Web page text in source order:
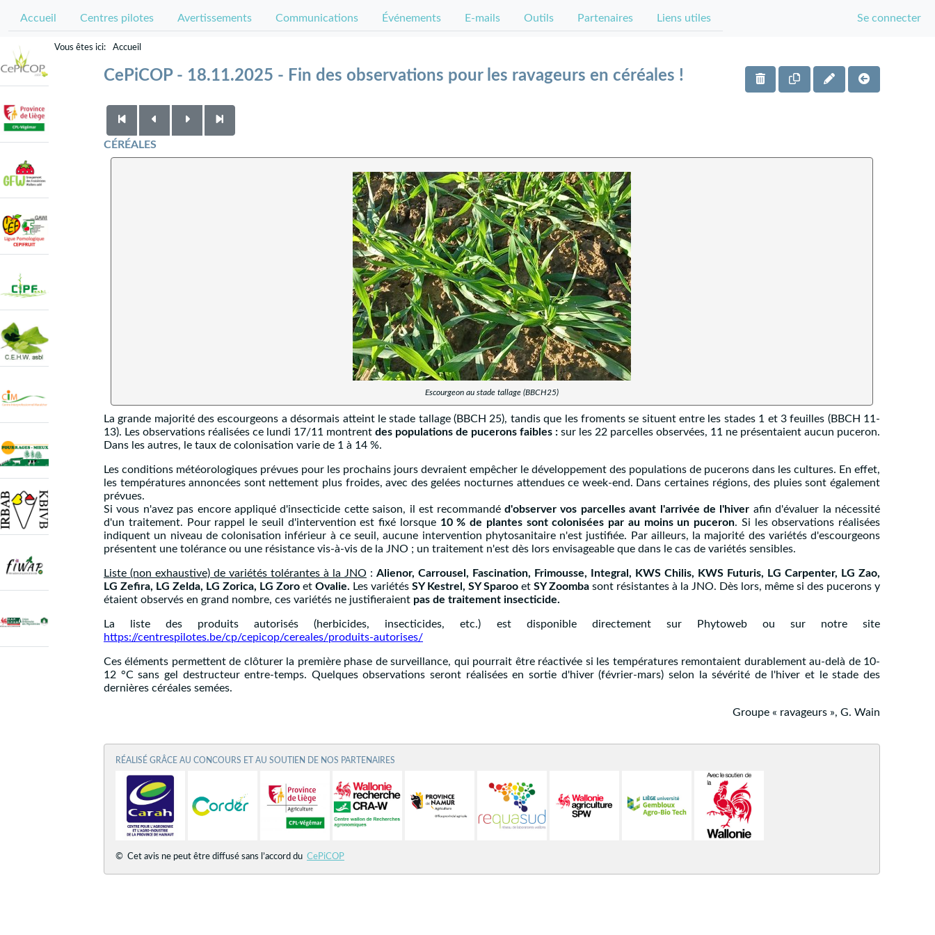
Accueil Centres pilotes Avertissements Communications Événements E-mails Outils Partenaires Liens utiles Se connecter
Accueil
CePiCOP - 18.11.2025 - Fin des observations pour les ravageurs en céréales !
CÉRÉALES
Escourgeon au stade tallage (BBCH25)
La grande majorité des escourgeons a désormais atteint le stade tallage (BBCH 25), tandis que les froments se situent entre les stades 1 et 3 feuilles (BBCH 11-
13). Les observations réalisées ce lundi 17/11 montrent des populations de pucerons faibles : sur les 22 parcelles observées, 11 ne présentaient aucun puceron.
Dans les autres, le taux de colonisation varie de 1 à 14 %.
Les conditions météorologiques prévues pour les prochains jours devraient empêcher le développement des populations de pucerons dans les cultures. En effet,
les températures annoncées sont nettement plus froides, avec des gelées nocturnes attendues ce week-end. Dans certaines régions, des pluies sont également
prévues.
Si vous n'avez pas encore appliqué d'insecticide cette saison, il est recommandé d'observer vos parcelles avant l'arrivée de l'hiver afin d'évaluer la nécessité
d'un traitement. Pour rappel le seuil d'intervention est fixé lorsque10 % de plantes sont colonisées par au moins un puceron. Si les observations réalisées
indiquent un niveau de colonisation inférieur à ce seuil, aucune intervention phytosanitaire n'est justifiée. Par ailleurs, la majorité des variétés d'escourgeons
présentent une tolérance ou une résistance vis-à-vis de la JNO ; un traitement n'est dès lors envisageable que dans le cas de variétés sensibles.
Liste (non exhaustive) de variétés tolérantes à la JNO : Alienor, Carrousel, Fascination, Frimousse, Integral, KWS Chilis, KWS Futuris, LG Carpenter, LG Zao,
LG Zefira, LG Zelda, LG Zorica, LG Zoro et Ovalie. Les variétés SY Kestrel, SY Sparoo et SY Zoomba sont résistantes à la JNO. Dès lors, même si des pucerons y
étaient observés en grand nombre, ces variétés ne justifieraient pas de traitement insecticide.
La liste des produits autorisés (herbicides, insecticides, etc.) est disponible directement sur Phytoweb ou sur notre site
https://centrespilotes.be/cp/cepicop/cereales/produits-autorises/
Ces éléments permettent de clôturer la première phase de surveillance, qui pourrait être réactivée si les températures remontaient durablement au-delà de 10-
12 °C sans gel destructeur entre-temps. Quelques observations seront réalisées en sortie d'hiver (février-mars) selon la sévérité de l'hiver et le stade des
dernières céréales semées.
Groupe « ravageurs », G. Wain
RÉALISÉ GRÂCE AU CONCOURS ET AU SOUTIEN DE NOS PARTENAIRES
© Cet avis ne peut être diffusé sans l’accord du CePiCOP